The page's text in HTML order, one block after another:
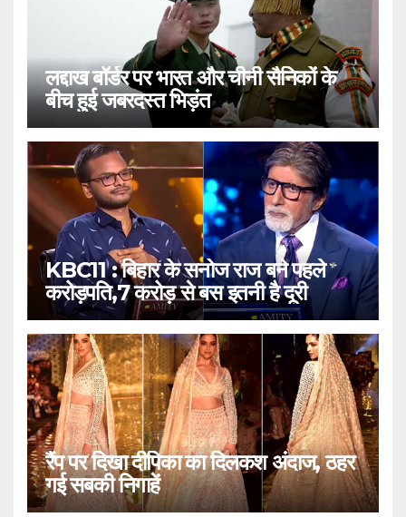
लद्दाख बॉर्डर पर भारत और चीनी सैनिकों के
बीच हुई जबरदस्त भिड़ंत
KBC11 : बिहार के सनोज राज बने पहले
करोड़पति,7 करोड़ से बस इतनी है दूरी
रैंप पर दिखा दीपिका का दिलकश अंदाज, ठहर
गई सबकी निगाहें